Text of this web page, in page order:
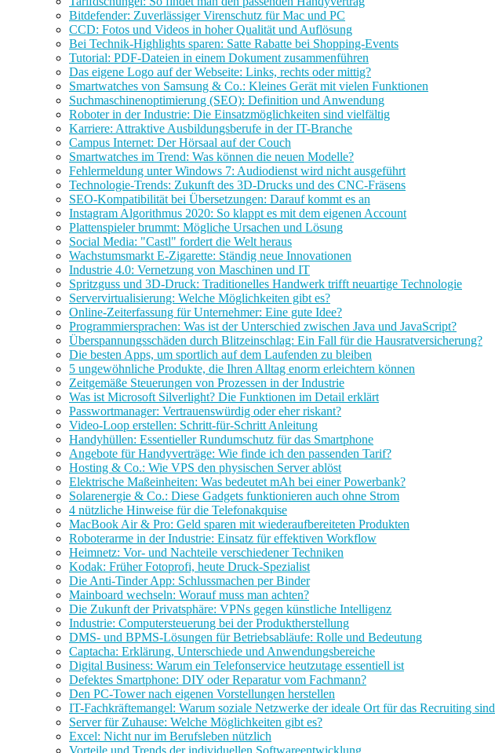
Bitdefender: Zuverlässiger Virenschutz für Mac und PC
CCD: Fotos und Videos in hoher Qualität und Auflösung
Bei Technik-Highlights sparen: Satte Rabatte bei Shopping-Events
Tutorial: PDF-Dateien in einem Dokument zusammenführen
Das eigene Logo auf der Webseite: Links, rechts oder mittig?
Smartwatches von Samsung & Co.: Kleines Gerät mit vielen Funktionen
Suchmaschinenoptimierung (SEO): Definition und Anwendung
Roboter in der Industrie: Die Einsatzmöglichkeiten sind vielfältig
Karriere: Attraktive Ausbildungsberufe in der IT-Branche
Campus Internet: Der Hörsaal auf der Couch
Smartwatches im Trend: Was können die neuen Modelle?
Fehlermeldung unter Windows 7: Audiodienst wird nicht ausgeführt
Technologie-Trends: Zukunft des 3D-Drucks und des CNC-Fräsens
SEO-Kompatibilität bei Übersetzungen: Darauf kommt es an
Instagram Algorithmus 2020: So klappt es mit dem eigenen Account
Plattenspieler brummt: Mögliche Ursachen und Lösung
Social Media: "Castl" fordert die Welt heraus
Wachstumsmarkt E-Zigarette: Ständig neue Innovationen
Industrie 4.0: Vernetzung von Maschinen und IT
Spritzguss und 3D-Druck: Traditionelles Handwerk trifft neuartige Technologie
Servervirtualisierung: Welche Möglichkeiten gibt es?
Online-Zeiterfassung für Unternehmer: Eine gute Idee?
Programmiersprachen: Was ist der Unterschied zwischen Java und JavaScript?
Überspannungsschäden durch Blitzeinschlag: Ein Fall für die Hausratversicherung?
Die besten Apps, um sportlich auf dem Laufenden zu bleiben
5 ungewöhnliche Produkte, die Ihren Alltag enorm erleichtern können
Zeitgemäße Steuerungen von Prozessen in der Industrie
Was ist Microsoft Silverlight? Die Funktionen im Detail erklärt
Passwortmanager: Vertrauenswürdig oder eher riskant?
Video-Loop erstellen: Schritt-für-Schritt Anleitung
Handyhüllen: Essentieller Rundumschutz für das Smartphone
Angebote für Handyverträge: Wie finde ich den passenden Tarif?
Hosting & Co.: Wie VPS den physischen Server ablöst
Elektrische Maßeinheiten: Was bedeutet mAh bei einer Powerbank?
Solarenergie & Co.: Diese Gadgets funktionieren auch ohne Strom
4 nützliche Hinweise für die Telefonakquise
MacBook Air & Pro: Geld sparen mit wiederaufbereiteten Produkten
Roboterarme in der Industrie: Einsatz für effektiven Workflow
Heimnetz: Vor- und Nachteile verschiedener Techniken
Kodak: Früher Fotoprofi, heute Druck-Spezialist
Die Anti-Tinder App: Schlussmachen per Binder
Mainboard wechseln: Worauf muss man achten?
Die Zukunft der Privatsphäre: VPNs gegen künstliche Intelligenz
Industrie: Computersteuerung bei der Produktherstellung
DMS- und BPMS-Lösungen für Betriebsabläufe: Rolle und Bedeutung
Captacha: Erklärung, Unterschiede und Anwendungsbereiche
Digital Business: Warum ein Telefonservice heutzutage essentiell ist
Defektes Smartphone: DIY oder Reparatur vom Fachmann?
Den PC-Tower nach eigenen Vorstellungen herstellen
IT-Fachkräftemangel: Warum soziale Netzwerke der ideale Ort für das Recruiting sind
Server für Zuhause: Welche Möglichkeiten gibt es?
Excel: Nicht nur im Berufsleben nützlich
Vorteile und Trends der individuellen Softwareentwicklung